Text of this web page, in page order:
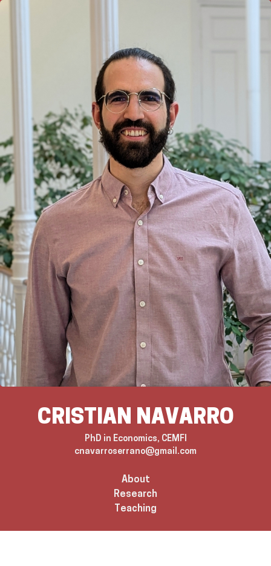
CRISTIAN NAVARRO
PhD in Economics, CEMFI
cnavarroserrano@gmail.com
About
Research
Teaching